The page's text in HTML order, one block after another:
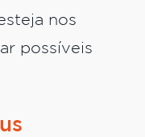
nos
possíveis